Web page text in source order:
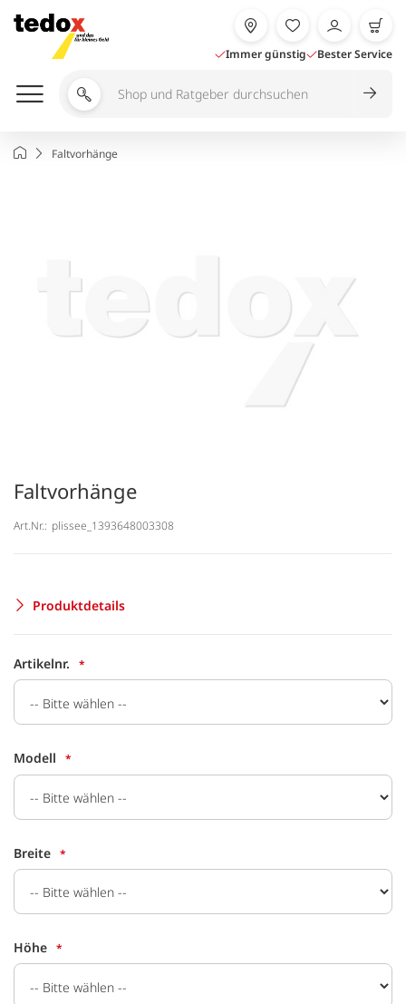
Inhalt
springen
Immer günstig Bester Service
Shop
durchsuchen
StartseiteFaltvorhänge
Faltvorhänge
Art.Nr.: plissee_1393648003308
Produktdetails
Artikelnr.
Modell
Breite
Höhe